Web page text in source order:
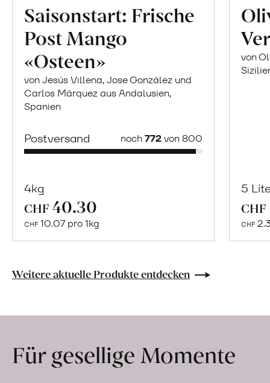
Saisonstart: Frische
Post Mango
«Osteen»
von Jesús Villena, Jose González und
Carlos Márquez aus Andalusien,
Spanien
Postversand noch772von 800
4kg
CHF 40.30
CHF 10.07 pro 1kg
Cidrerie
Heftig
von
5
CHF
CHF
Weitere aktuelle Produkte entdecken
Für gesellige Momente